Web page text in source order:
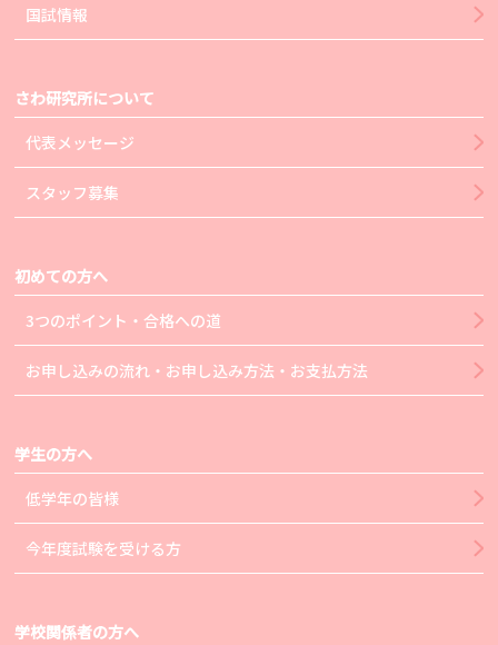
国試情報
さわ研究所について
代表メッセージ
スタッフ募集
初めての方へ
3つのポイント・合格への道
お申し込みの流れ・お申し込み方法・お支払方法
学生の方へ
低学年の皆様
今年度試験を受ける方
学校関係者の方へ